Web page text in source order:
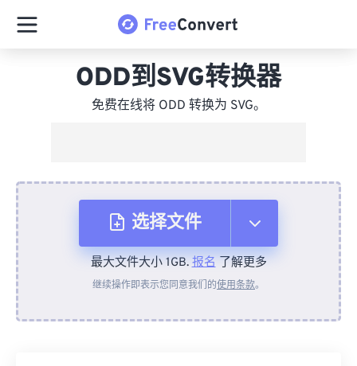
ODD到SVG转换器
免费在线将 ODD 转换为 SVG。
选择文件
从设备
最大文件大小 1GB.报名了解更多
继续操作即表示您同意我们的使用条款。